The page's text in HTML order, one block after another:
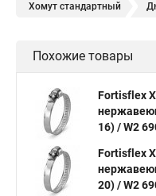
Хомут стандартный
Дюбель хомут для
Хомут усиливающий
Хомут червячный
Хомут червячный мм
Хомуты для крепления
Похожие товары
Fortisflex
16) / W2
Fortisflex
20) / W2